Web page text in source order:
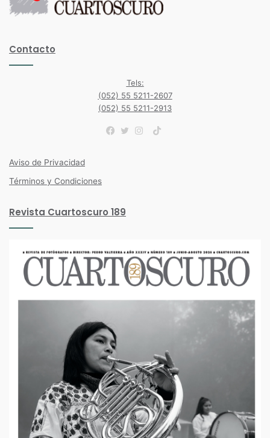
Contacto
Tels:
(052) 55 5211-2607
(052) 55 5211-2913
TikTok
Aviso de Privacidad
Términos y Condiciones
Revista Cuartoscuro 189